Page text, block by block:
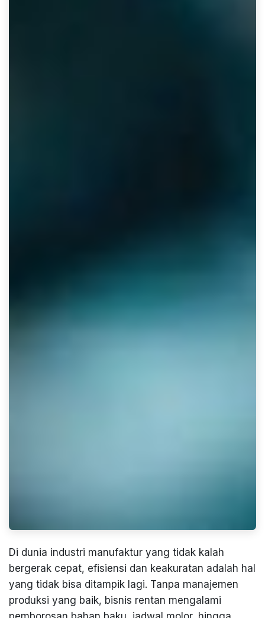
Di dunia industri manufaktur yang tidak kalah
bergerak cepat, efisiensi dan keakuratan adalah hal
yang tidak bisa ditampik lagi. Tanpa manajemen
produksi yang baik, bisnis rentan mengalami